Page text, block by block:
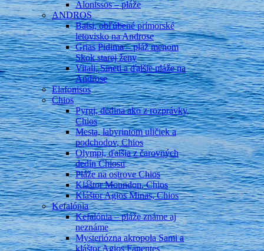
Alonissos – pláže
ANDROS
Batsi, obľúbené prímorské
letovisko na Androse
Grias Pidima – pláž menom
Skok starej ženy
Vitali, Sineti a ďalšie pláže na
Androse
Elafonisos
Chios
Pyrgi, dedina ako z rozprávky,
Chios
Mesta, labyrintom uličiek a
podchodov, Chios
Olympi, ďalšia z čarovných
dedín Chiosu
Pláže na ostrove Chios
Kláštor Moundon, Chios
Kláštor Agios Minas, Chios
Kefalónia
Kefalónia – pláže známe aj
neznáme
Mysteriózna akropola Sami a
kláštor Agios Fanentes